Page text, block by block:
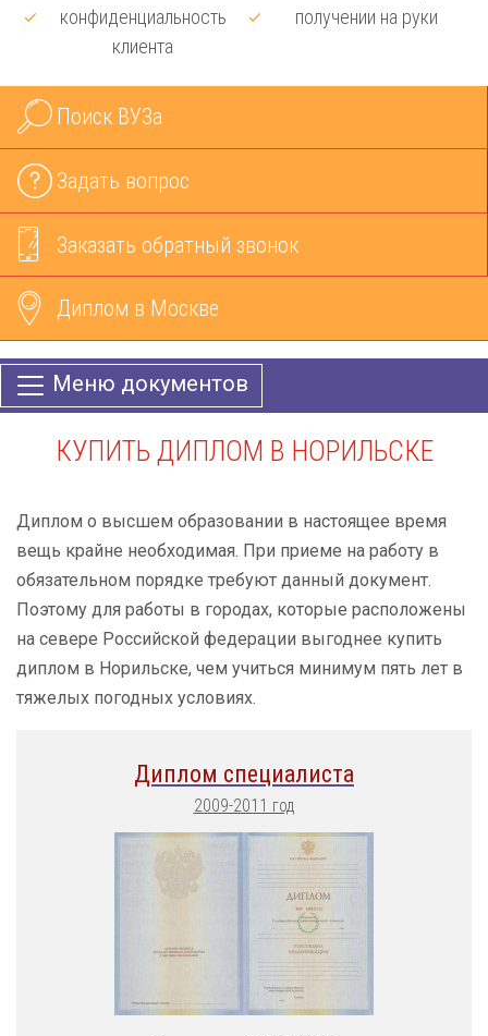
конфиденциальность
клиента
получении на руки
Поиск ВУЗа
Задать вопрос
Заказать обратный звонок
Диплом в Москве
Меню документов
КУПИТЬ ДИПЛОМ В НОРИЛЬСКЕ
Диплом о высшем образовании в настоящее время
вещь крайне необходимая. При приеме на работу в
обязательном порядке требуют данный документ.
Поэтому для работы в городах, которые расположены
на севере Российской федерации выгоднее купить
диплом в Норильске, чем учиться минимум пять лет в
тяжелых погодных условиях.
Диплом специалиста
2009-2011 год